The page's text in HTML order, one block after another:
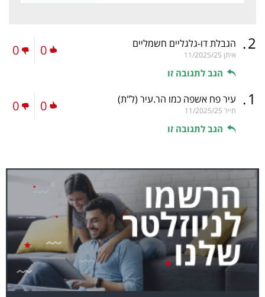
2
. הגבלת דו-גלגליים חשמליים
איתן 11/2025/25
הגב לתגובה זו
0
0
1
. עיר פח אשפה כמו הר.עיר (ל"ת)
תייר 11/2025/25
הגב לתגובה זו
0
0